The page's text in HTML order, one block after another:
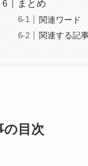
まとめ
関連ワード
関連する記
の目次